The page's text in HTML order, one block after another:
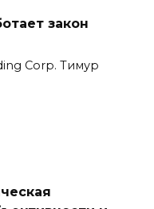
закон
Corp. Тимур